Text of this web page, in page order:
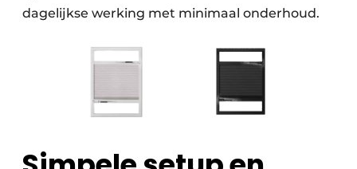
dagelijkse werking met minimaal onderhoud.